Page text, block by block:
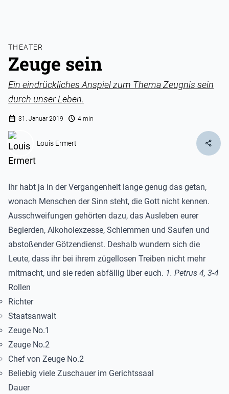
THEATER
Zeuge sein
Ein eindrückliches Anspiel zum Thema Zeugnis sein
durch unser Leben.
calendar_today 31. Januar 2019 schedule 4 min
Louis Ermert share
Ihr habt ja in der Vergangenheit lange genug das getan,
wonach Menschen der Sinn steht, die Gott nicht kennen.
Ausschweifungen gehörten dazu, das Ausleben eurer
Begierden, Alkoholexzesse, Schlemmen und Saufen und
abstoßender Götzendienst. Deshalb wundern sich die
Leute, dass ihr bei ihrem zügellosen Treiben nicht mehr
mitmacht, und sie reden abfällig über euch. 1. Petrus 4, 3-4
Rollen
Richter
Staatsanwalt
Zeuge No.1
Zeuge No.2
Chef von Zeuge No.2
Beliebig viele Zuschauer im Gerichtssaal
Dauer